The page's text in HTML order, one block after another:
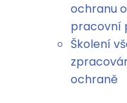
ochranu
pracovní
Školení
ochraně